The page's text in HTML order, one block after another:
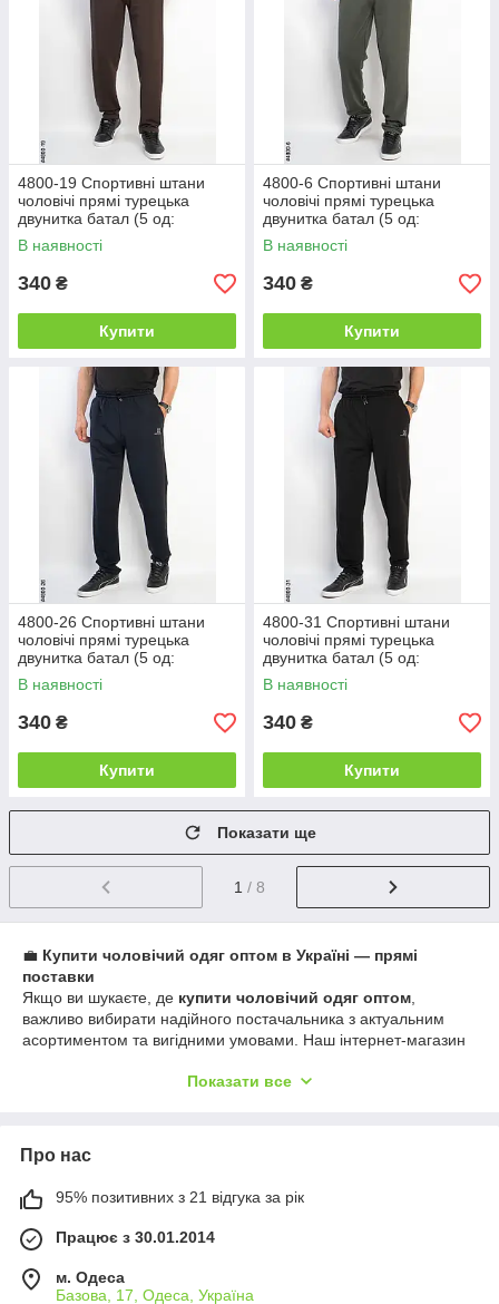
4800-19 Спортивні штани
чоловічі прямі турецька
двунитка батал (5 од:
50,52,54,56,58)
В наявності
340 ₴
Купити
4800-6 Спортивні штани
чоловічі прямі турецька
двунитка батал (5 од:
50,52,54,56,58)
В наявності
340 ₴
Купити
4800-26 Спортивні штани
чоловічі прямі турецька
двунитка батал (5 од:
50,52,54,56,58)
В наявності
340 ₴
Купити
4800-31 Спортивні штани
чоловічі прямі турецька
двунитка батал (5 од:
50,52,54,56,58)
В наявності
340 ₴
Купити
Показати ще
1 / 8
💼 Купити чоловічий одяг оптом в Україні — прямі
поставки
Якщо ви шукаєте, де купити чоловічий одяг оптом
важливо вибирати надійного постачальника з актуальним
асортиментом та вигідними умовами. Наш інтернет-магазин
виробників, що дозволяє тримати мінімальні ціни та високу
забезпечуючи стабільне постачання популярних моделей. У
нас можна замовити
переплат посередникам.
📦 Оптовий асортимент чоловічого одягу
В наявності завжди широкий вибір:
спортивні костюми оптом Україна.
чоловічі штани оптом недорого
кофти, худи, світшоти
Показати все
Про нас
95% позитивних з 21 відгука за рік
Працює з 30.01.2014
м. Одеса
Базова, 17, Одеса, Україна